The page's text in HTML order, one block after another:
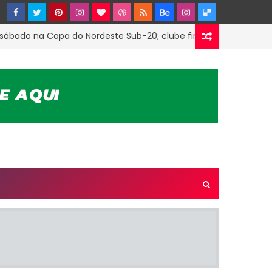
Copa do Nordeste Sub-20; clube firmou parceria com o